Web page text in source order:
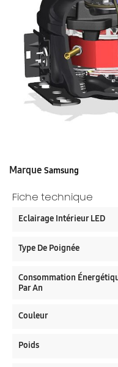
Marque Samsung
Fiche technique
Eclairage Intérieur LED
Type De Poignée
Consommation
Par An
Couleur
Poids